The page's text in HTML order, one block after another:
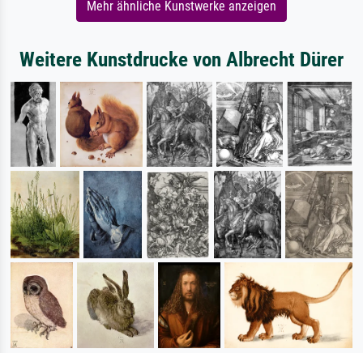
Mehr ähnliche Kunstwerke anzeigen
Weitere Kunstdrucke von Albrecht Dürer